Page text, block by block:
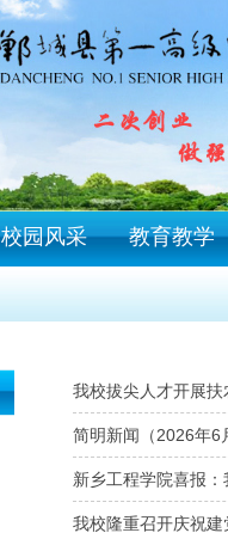
校园风采 教育教学
我校拔尖人才开展
简明新闻（2026年6
新乡工程学院喜报
我校隆重召开庆祝建